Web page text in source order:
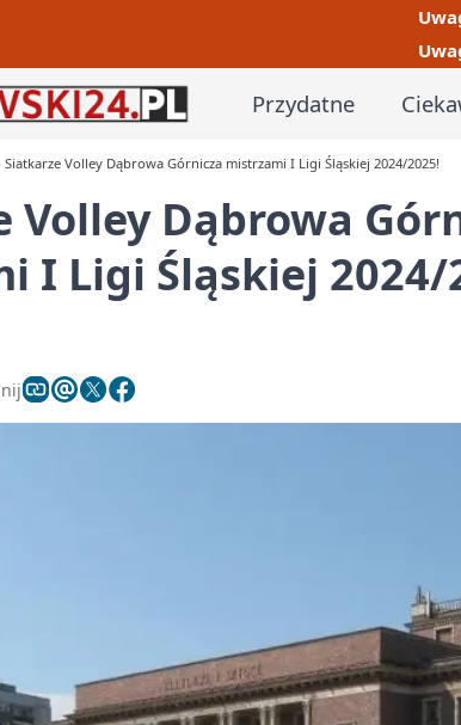
Przydatne
Siatkarze Volley Dąbrowa Górnicza mistrzami I Ligi Śląskiej 2024/2025!
Volley Dąbrowa
I Ligi Śląskiej 2024/